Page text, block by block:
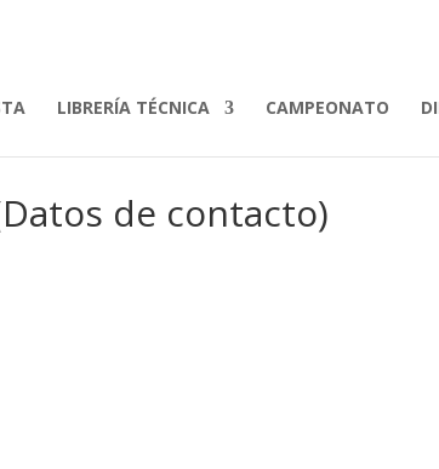
LIBRERÍA TÉCNICA CAMPEONATO
de contacto)